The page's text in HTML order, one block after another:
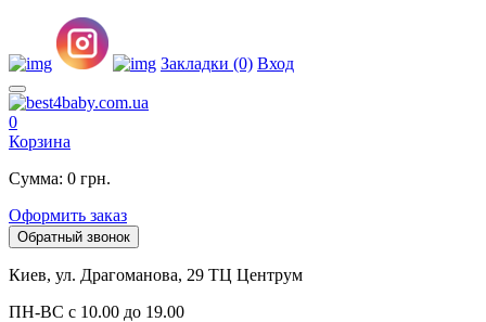
Закладки (0) Вход
0
Корзина
Сумма: 0 грн.
Оформить заказ
Обратный звонок
Киев, ул. Драгоманова, 29 ТЦ Центрум
ПН-ВС с 10.00 до 19.00